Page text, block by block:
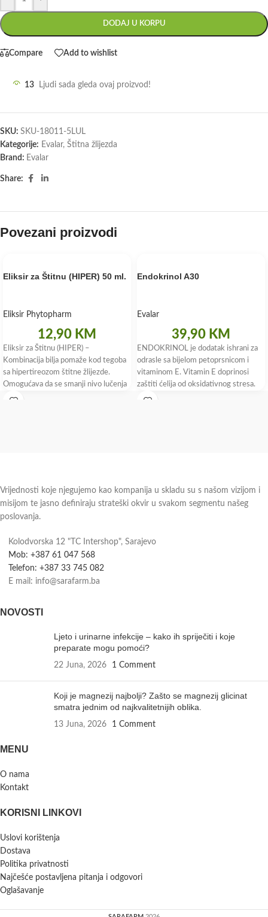
DODAJ U KORPU
Compare Add to wishlist
13 Ljudi sada gleda ovaj proizvod!
SKU: SKU-18011-5LUL
Kategorije: Evalar, Štitna žlijezda
Brand: Evalar
Share:
Povezani proizvodi
Eliksir za Štitnu (HIPER) 50 ml.
Eliksir Phytopharm
12,90 KM
Eliksir za Štitnu (HIPER) –
Kombinacija bilja pomaže kod tegoba
sa hipertireozom štitne žlijezde.
Omogućava da se smanji nivo lučenja
Endokrinol A30
Evalar
39,90 KM
ENDOKRINOL je dodatak ishrani za
odrasle sa bijelom petoprsnicom i
vitaminom E. Vitamin E doprinosi
zaštiti ćelija od oksidativnog stresa.
Pakovanje: 30
Vrijednosti koje njegujemo kao kompanija u skladu su s našom vizijom i
misijom te jasno definiraju strateški okvir u svakom segmentu našeg
poslovanja.
Kolodvorska 12 "TC Intershop", Sarajevo
Mob: +387 61 047 568
Telefon: +387 33 745 082
E mail: info@sarafarm.ba
NOVOSTI
Ljeto i urinarne infekcije – kako ih spriječiti i koje
preparate mogu pomoći?
22 Juna, 2026 1 Comment
Koji je magnezij najbolji? Zašto se magnezij glicinat
smatra jednim od najkvalitetnijih oblika.
13 Juna, 2026 1 Comment
MENU
O nama
Kontakt
KORISNI LINKOVI
Uslovi korištenja
Dostava
Politika privatnosti
Najčešće postavljena pitanja i odgovori
Oglašavanje